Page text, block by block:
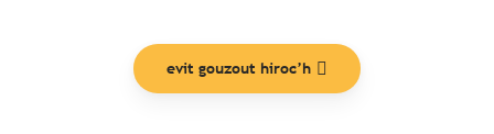
evit gouzout hiroc’h